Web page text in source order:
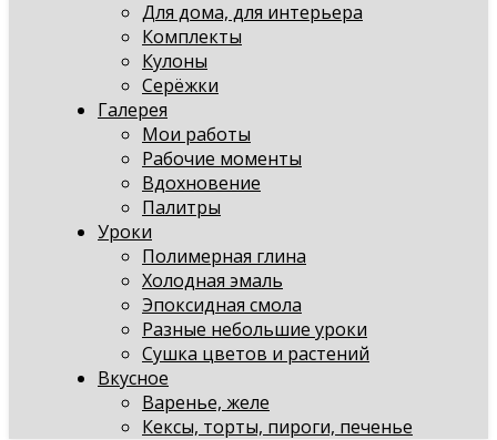
Для дома, для интерьера
Комплекты
Кулоны
Серёжки
Галерея
Мои работы
Рабочие моменты
Вдохновение
Палитры
Уроки
Полимерная глина
Холодная эмаль
Эпоксидная смола
Разные небольшие уроки
Сушка цветов и растений
Вкусное
Варенье, желе
Кексы, торты, пироги, печенье